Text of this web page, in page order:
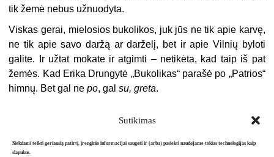
Sutikimas
Siekdami teikti geriausią patirtį, įrenginio informacijai saugoti ir (arba) pasiekti naudojame tokias technologijas kaip
slapukus.
tik žemė nebus užnuodyta.
Viskas gerai, mielosios bukolikos, juk jūs ne tik apie karvę,
ne tik apie savo daržą ar darželį, bet ir apie Vilnių byloti
galite. Ir užtat mokate ir atgimti – netikėta, kad taip iš pat
žemės. Kad Erika Drungytė „Bukolikas“ parašė po „Patrios“
himnų. Bet gal nepo, galsu, greta.